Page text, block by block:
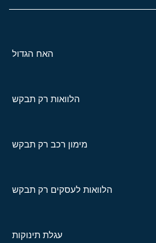
האח הגדול
הלוואות רק תבקש
מימון רכב רק תבקש
הלוואות לעסקים רק תבקש
עגלת תינוקות